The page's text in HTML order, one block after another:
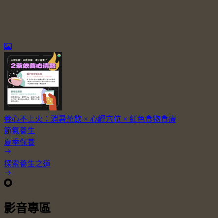
養心不上火：消暑茶飲 × 心經穴位 × 紅色食物食療
節氣養生
夏季保養
探索養生之道
影音專區